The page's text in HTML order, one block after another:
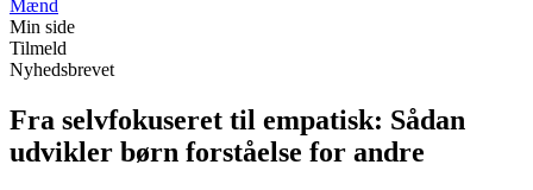
Mænd
Min side
Tilmeld
Nyhedsbrevet
Fra selvfokuseret til empatisk: Sådan
udvikler børn forståelse for andre